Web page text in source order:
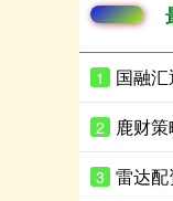
1
2
3